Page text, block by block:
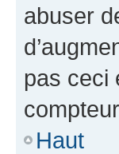
abuser
pas ceci
Haut